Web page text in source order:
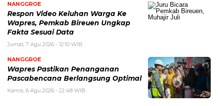
NANGGROE
Respon Video Keluhan Warga Ke
Wapres, Pemkab Bireuen Ungkap
Fakta Sesuai Data
Jumat, 7 Agu 2026 - 12:10 WIB
NANGGROE
Wapres Pastikan Penanganan
Pascabencana Berlangsung Optimal
Kamis, 6 Agu 2026 - 22:48 WIB